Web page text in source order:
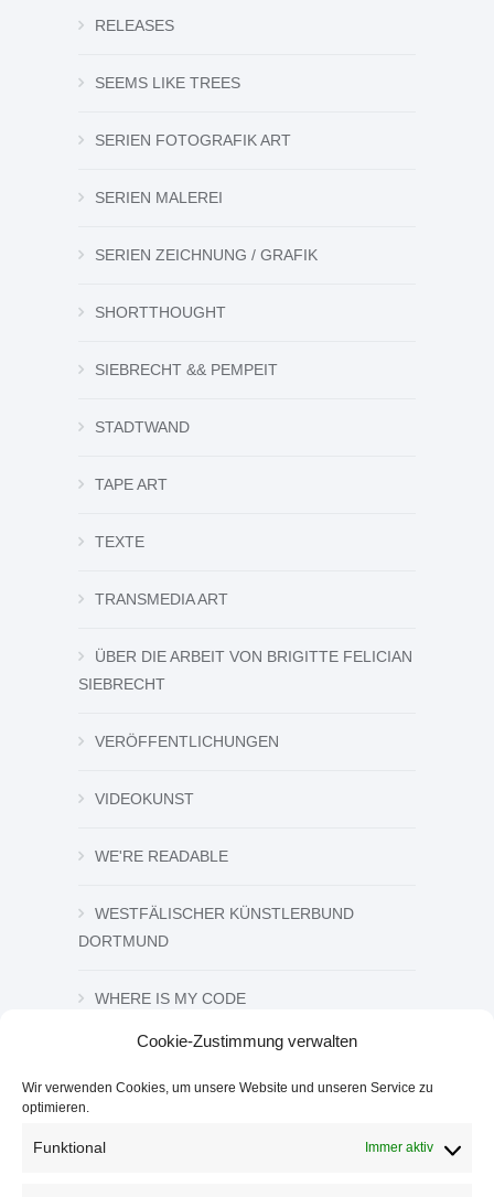
Cookie-Zustimmung verwalten
Wir verwenden Cookies, um unsere Website und unseren Service zu
optimieren.
Funktional Immer aktiv
RELEASES
SEEMS LIKE TREES
SERIEN FOTOGRAFIK ART
SERIEN MALEREI
SERIEN ZEICHNUNG / GRAFIK
SHORTTHOUGHT
SIEBRECHT && PEMPEIT
STADTWAND
TAPE ART
TEXTE
TRANSMEDIA ART
ÜBER DIE ARBEIT VON BRIGITTE FELICIAN
SIEBRECHT
VERÖFFENTLICHUNGEN
VIDEOKUNST
WE'RE READABLE
WESTFÄLISCHER KÜNSTLERBUND
DORTMUND
WHERE IS MY CODE
ZEICHNUNG UND GRAFIK